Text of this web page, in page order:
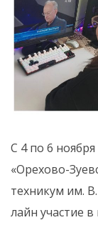
С 4 по 6
«Орехово-
техникум им.
лайн участие